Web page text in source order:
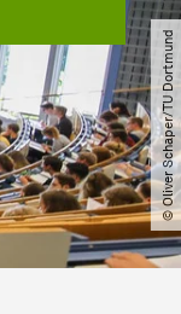
© Oliver Schaper​/​TU Dortmund